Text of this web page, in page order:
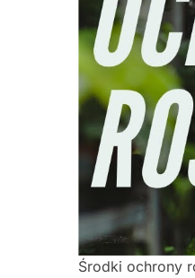
Środki ochrony